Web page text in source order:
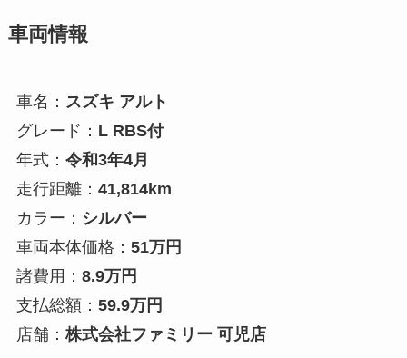
車両情報
車名： スズキ アルト
グレード： L RBS付
年式： 令和3年4月
走行距離： 41,814km
カラー： シルバー
車両本体価格： 51万円
諸費用： 8.9万円
支払総額： 59.9万円
店舗： 株式会社ファミリー 可児店